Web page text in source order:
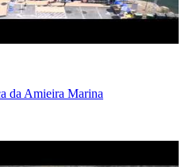
da Amieira Marina